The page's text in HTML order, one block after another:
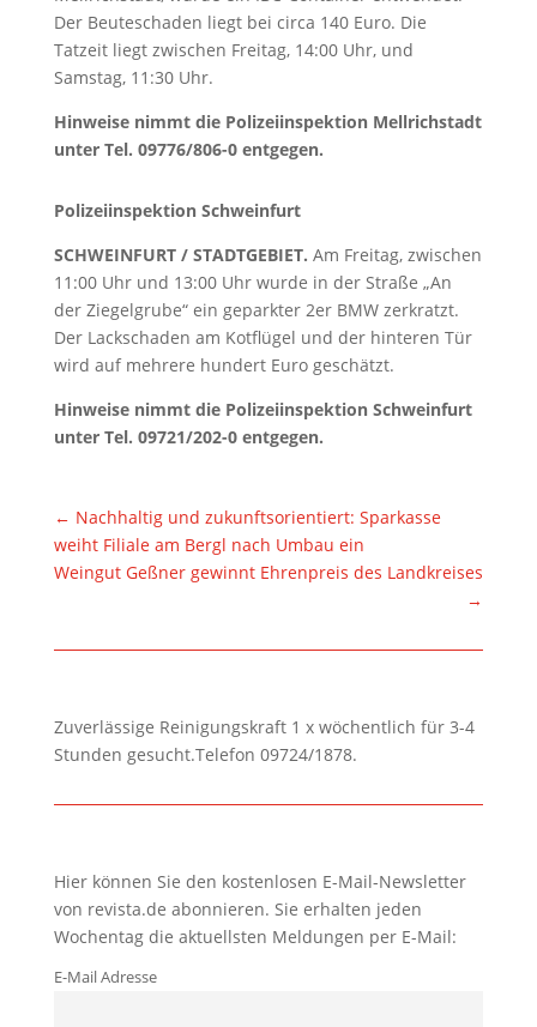
Der Beuteschaden liegt bei circa 140 Euro. Die
Tatzeit liegt zwischen Freitag, 14:00 Uhr, und
Samstag, 11:30 Uhr.
Hinweise nimmt die Polizeiinspektion Mellrichstadt
unter Tel. 09776/806-0 entgegen.
Polizeiinspektion Schweinfurt
SCHWEINFURT / STADTGEBIET. Am Freitag, zwischen
11:00 Uhr und 13:00 Uhr wurde in der Straße „An
der Ziegelgrube“ ein geparkter 2er BMW zerkratzt.
Der Lackschaden am Kotflügel und der hinteren Tür
wird auf mehrere hundert Euro geschätzt.
Hinweise nimmt die Polizeiinspektion Schweinfurt
unter Tel. 09721/202-0 entgegen.
← Nachhaltig und zukunftsorientiert: Sparkasse
weiht Filiale am Bergl nach Umbau ein
Weingut Geßner gewinnt Ehrenpreis des Landkreises
→
Zuverlässige Reinigungskraft 1 x wöchentlich für 3-4
Stunden gesucht.Telefon 09724/1878.
Hier können Sie den kostenlosen E-Mail-Newsletter
von revista.de abonnieren. Sie erhalten jeden
Wochentag die aktuellsten Meldungen per E-Mail:
E-Mail Adresse